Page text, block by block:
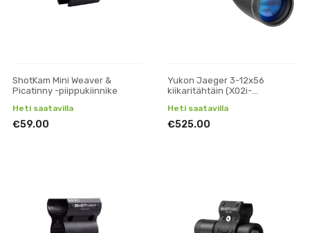
ShotKam Mini Weaver &
Picatinny -piippukiinnike
Heti saatavilla
€59.00
Yukon Jaeger 3-12x56
kiikaritähtäin (X02i-
Heti saatavilla
€525.00